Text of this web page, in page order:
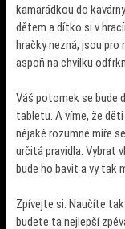
kamarádkou do
dětem a dítko si v
hračky nezná, jsou pro
aspoň na chvilku
Váš potomek se bude
tabletu. A víme, že
nějaké rozumné míře
určitá pravidla. Vybrat
bude ho bavit a vy tak
Zpívejte si. Naučíte
budete ta nejlepší